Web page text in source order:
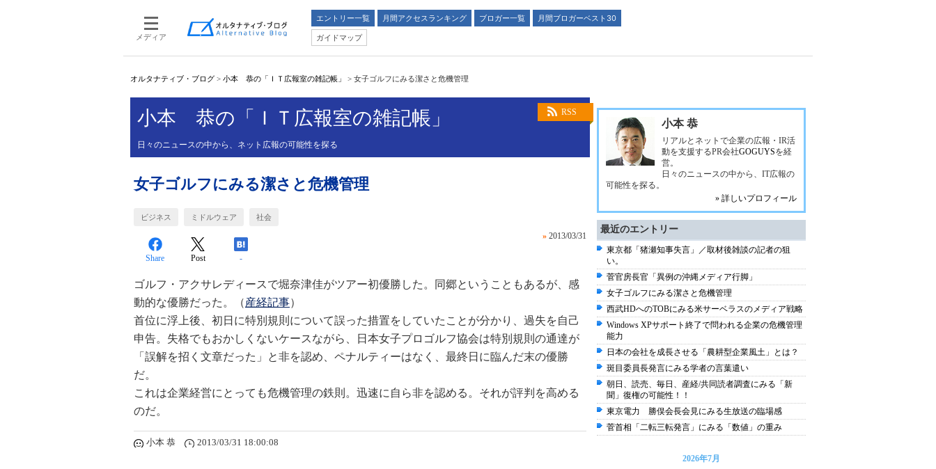
メディア
エントリー一覧 月間アクセスランキング ブロガー一覧
月間ブロガーベスト30
ガイドマップ
オルタナティブ・ブログ > 小本 恭の「ＩＴ広報室の雑記帳」 > 女子ゴルフにみる潔さと危機管理
RSS
小本 恭の「ＩＴ広報室の雑記帳」
日々のニュースの中から、ネット広報の可能性を探る
女子ゴルフにみる潔さと危機管理
ビジネス ミドルウェア 社会
» 2013/03/31
Share Post -
ゴルフ・アクサレディースで堀奈津佳がツアー初優勝した。同郷ということもあるが、感
動的な優勝だった。（産経記事）
首位に浮上後、初日に特別規則について誤った措置をしていたことが分かり、過失を自己
申告。失格でもおかしくないケースながら、日本女子プロゴルフ協会は特別規則の通達が
「誤解を招く文章だった」と非を認め、ペナルティーはなく、最終日に臨んだ末の優勝
だ。
これは企業経営にとっても危機管理の鉄則。迅速に自ら非を認める。それが評判を高める
のだ。
小本 恭 2013/03/31 18:00:08
小本 恭
リアルとネットで企業の広報・IR活
動を支援するPR会社GOGUYSを経
営。
日々のニュースの中から、IT広報の
可能性を探る。
» 詳しいプロフィール
最近のエントリー
東京都「猪瀬知事失言」／取材後雑談の記者の狙
い。
菅官房長官「異例の沖縄メディア行脚」
女子ゴルフにみる潔さと危機管理
西武HDへのTOBにみる米サーベラスのメディア戦略
Windows XPサポート終了で問われる企業の危機管理
能力
日本の会社を成長させる「農耕型企業風土」とは？
斑目委員長発言にみる学者の言葉遣い
朝日、読売、毎日、産経/共同読者調査にみる「新
聞」復権の可能性！！
東京電力 勝俣会長会見にみる生放送の臨場感
菅首相「二転三転発言」にみる「数値」の重み
2026年7月